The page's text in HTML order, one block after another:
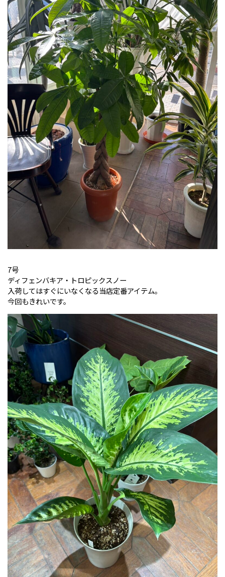
7号
ディフェンバキア・トロピックスノー
入荷してはすぐにいなくなる当店定番アイテム。
今回もきれいです。